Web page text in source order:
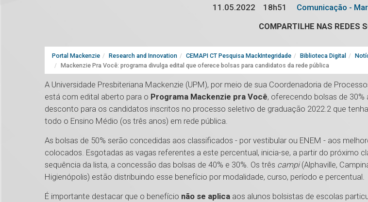
11.05.2022
18h51
Comunicação -
COMPARTILHE NAS REDES
Portal Mackenzie Research and Innovation CEMAPI CT Pesquisa MackIntegridade Biblioteca Digital
Mackenzie Pra Você: programa divulga edital que oferece bolsas para candidatos da rede pública
A Universidade Presbiteriana Mackenzie (UPM), por meio de sua Coordenadoria de
está com edital aberto para o Programa Mackenzie pra Você, oferecendo bolsas de 30%
desconto para os candidatos inscritos no processo seletivo de graduação 2022.2 que
todo o Ensino Médio (os três anos) em rede pública.
As bolsas de 50% serão concedidas aos classificados - por vestibular ou ENEM - aos
colocados. Esgotadas as vagas referentes a este percentual, inicia-se, a partir do próximo
sequência da lista, a concessão das bolsas de 40% e 30%. Os três campi(Alphaville,
Higienópolis) estão distribuindo esse benefício por modalidade, curso, período e percentual.
É importante destacar que o benefício não se aplica aos alunos bolsistas de escolas